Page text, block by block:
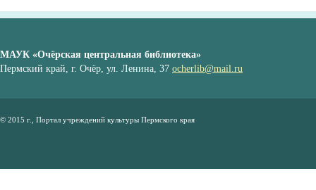
МАУК «Очёрская центральная библиотека»
Пермский край, г. Очёр, ул. Ленина, 37 ocherlib@mail.ru
© 2015 г., Портал учреждений культуры Пермского края